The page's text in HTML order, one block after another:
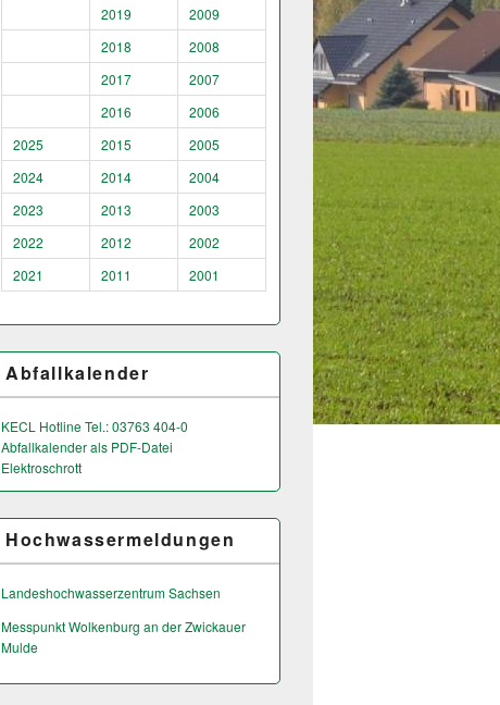
2019
2009
2018
2008
2017
2007
2016
2006
2025
2015
2005
2024
2014
2004
2023
2013
2003
2022
2012
2002
2021
2011 2001
Abfallkalender
KECL Hotline Tel.: 03763 404-0
Abfallkalender als PDF-Datei
Elektroschrott
Hochwassermeldungen
Landeshochwas­serzentrum Sachsen
Messpunkt Wolkenburg an der Zwickauer
Mulde